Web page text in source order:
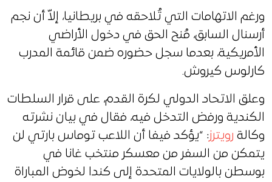
ورغم الاتهامات التي تُلاحقه في بريطانيا، إلاّ أن نجم
أرسنال السابق، مُنح الحق في دخول الأراضي
الأمريكية، بعدما سجل حضوره ضمن قائمة المدرب
كارلوس كيروش.
وعلق الاتحاد الدولي لكرة القدم، على قرار السلطات
الكندية ورفض التدخل فيه، فقال في بيان نشرته
وكالة رويترز: “يؤكد فيفا أن ⁠اللاعب توماس بارتي لن
‌يتمكن ‌من ​السفر ‌من معسكر منتخب ‌غانا في
بوسطن بالولايات المتحدة إلى كندا لخوض المباراة